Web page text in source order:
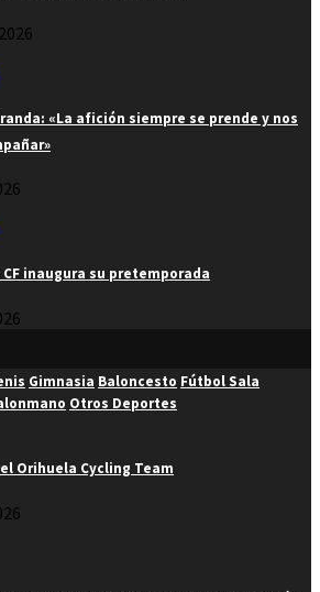
«La afición siempre se prende y nos
CF inaugura su pretemporada
Gimnasia Baloncesto Fútbol Sala
Otros Deportes
Orihuela Cycling Team